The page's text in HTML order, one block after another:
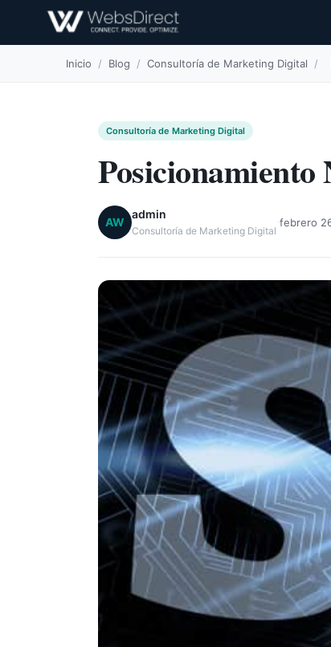
Inicio / Blog / Consultoría de Marketing Digital /
Consultoría de Marketing Digital
Posicionamiento
AW
admin
Consultoría de Marketing Digital
febrero